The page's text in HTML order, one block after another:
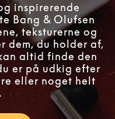
inspirerende
Bang & Olufsen
teksturerne og
dem, du holder af,
altid finde den
er på udkig efter
eller noget helt